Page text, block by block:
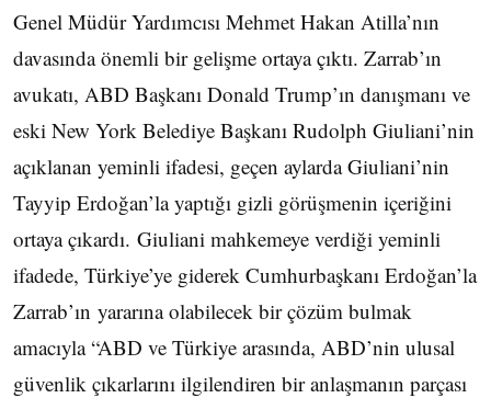
Genel Müdür Yardımcısı Mehmet Hakan Atilla’nın
davasında önemli bir gelişme ortaya çıktı. Zarrab’ın
avukatı, ABD Başkanı Donald Trump’ın danışmanı ve
eski New York Belediye Başkanı Rudolph Giuliani’nin
açıklanan yeminli ifadesi, geçen aylarda Giuliani’nin
Tayyip Erdoğan’la yaptığı gizli görüşmenin içeriğini
ortaya çıkardı. Giuliani mahkemeye verdiği yeminli
ifadede, Türkiye’ye giderek Cumhurbaşkanı Erdoğan’la
Zarrab’ın yararına olabilecek bir çözüm bulmak
amacıyla “ABD ve Türkiye arasında, ABD’nin ulusal
güvenlik çıkarlarını ilgilendiren bir anlaşmanın parçası